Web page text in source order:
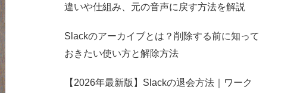
違いや仕組み、元の音声に戻す方法を解説
Slackのアーカイブとは？削除する前に知って
おきたい使い方と解除方法
【2026年最新版】Slackの退会方法｜ワーク